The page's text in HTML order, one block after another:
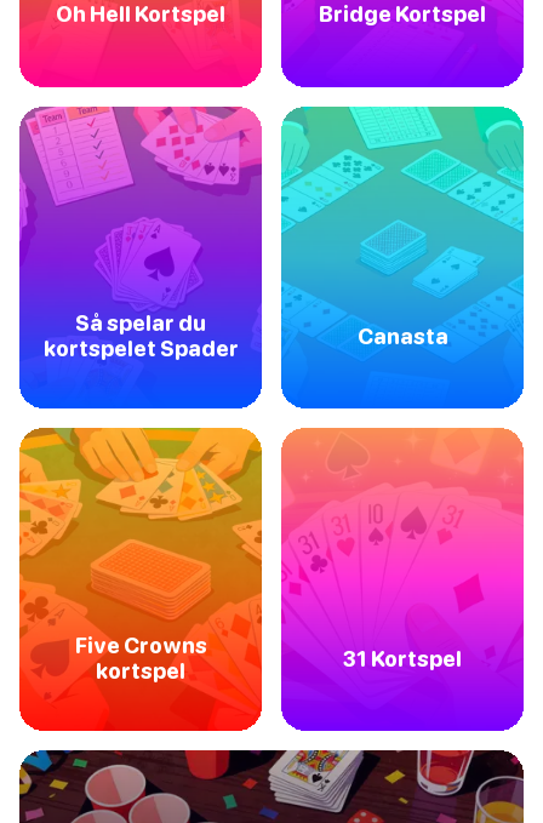
Oh Hell Kortspel Bridge Kortspel
Så spelar du
kortspelet Spader
Canasta
Five Crowns
kortspel
31 Kortspel